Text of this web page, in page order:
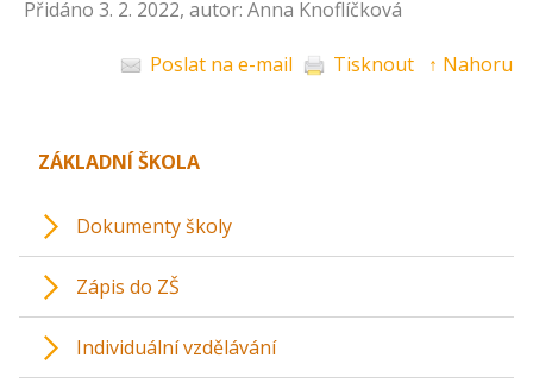
Přidáno 3. 2. 2022, autor: Anna Knoflíčková
Poslat na e-mail Tisknout ↑ Nahoru
ZÁKLADNÍ ŠKOLA
Dokumenty školy
Zápis do ZŠ
Individuální vzdělávání